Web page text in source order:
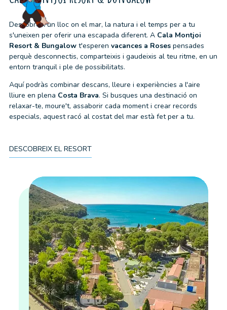
Descobreix un lloc on el mar, la natura i el temps per a tu
s'uneixen per oferir una escapada diferent. A Cala Montjoi
Resort & Bungalow t'esperen vacances a Roses pensades
perquè desconnectis, comparteixis i gaudeixis al teu ritme, en un
entorn tranquil i ple de possibilitats.
Aquí podràs combinar descans, lleure i experiències a l'aire
lliure en plena Costa Brava. Si busques una destinació on
relaxar-te, moure't, assaborir cada moment i crear records
especials, aquest racó al costat del mar està fet per a tu.
DESCOBREIX EL RESORT